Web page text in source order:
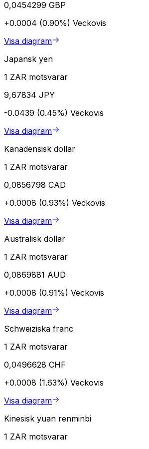
0,0454299 GBP
+0.0004 (0.90%) Veckovis
Visa diagram
Japansk yen
1 ZAR motsvarar
9,67834 JPY
-0.0439 (0.45%) Veckovis
Visa diagram
Kanadensisk dollar
1 ZAR motsvarar
0,0856798 CAD
+0.0008 (0.93%) Veckovis
Visa diagram
Australisk dollar
1 ZAR motsvarar
0,0869881 AUD
+0.0008 (0.91%) Veckovis
Visa diagram
Schweiziska franc
1 ZAR motsvarar
0,0496628 CHF
+0.0008 (1.63%) Veckovis
Visa diagram
Kinesisk yuan renminbi
1 ZAR motsvarar